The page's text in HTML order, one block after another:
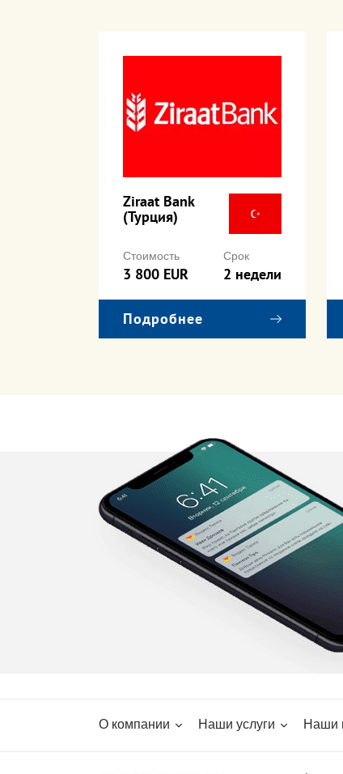
Ziraat Bank
(Турция)
Стоимость
3 800 EUR
Срок
2 недели
Подробнее
О компании Наши услуги Наши